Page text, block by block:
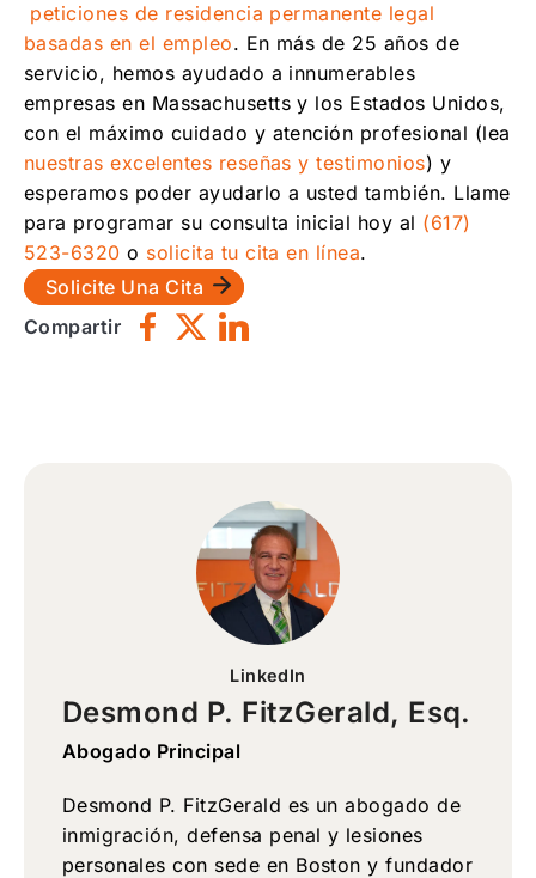
peticiones de residencia permanente legal
basadas en el empleo. En más de 25 años de
servicio, hemos ayudado a innumerables
empresas en Massachusetts y los Estados Unidos,
con el máximo cuidado y atención profesional (lea
nuestras excelentes reseñas y testimonios) y
esperamos poder ayudarlo a usted también. Llame
para programar su consulta inicial hoy al (617)
523-6320 o solicita tu cita en línea.
Solicite Una Cita
Compartir
LinkedIn
Desmond P. FitzGerald, Esq.
Abogado Principal
Desmond P. FitzGerald es un abogado de
inmigración, defensa penal y lesiones
personales con sede en Boston y fundador